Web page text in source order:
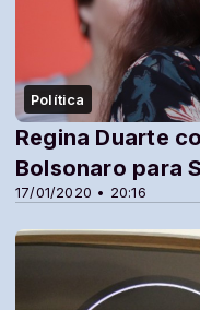
Política
17/01/2020 • 20:16
Regina Duarte
Bolsonaro para